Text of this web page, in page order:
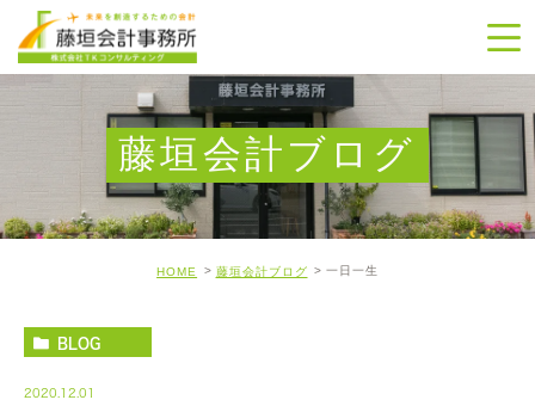
藤垣会計ブログ
HOME 藤垣会計ブログ 一日一生
BLOG
2020.12.01